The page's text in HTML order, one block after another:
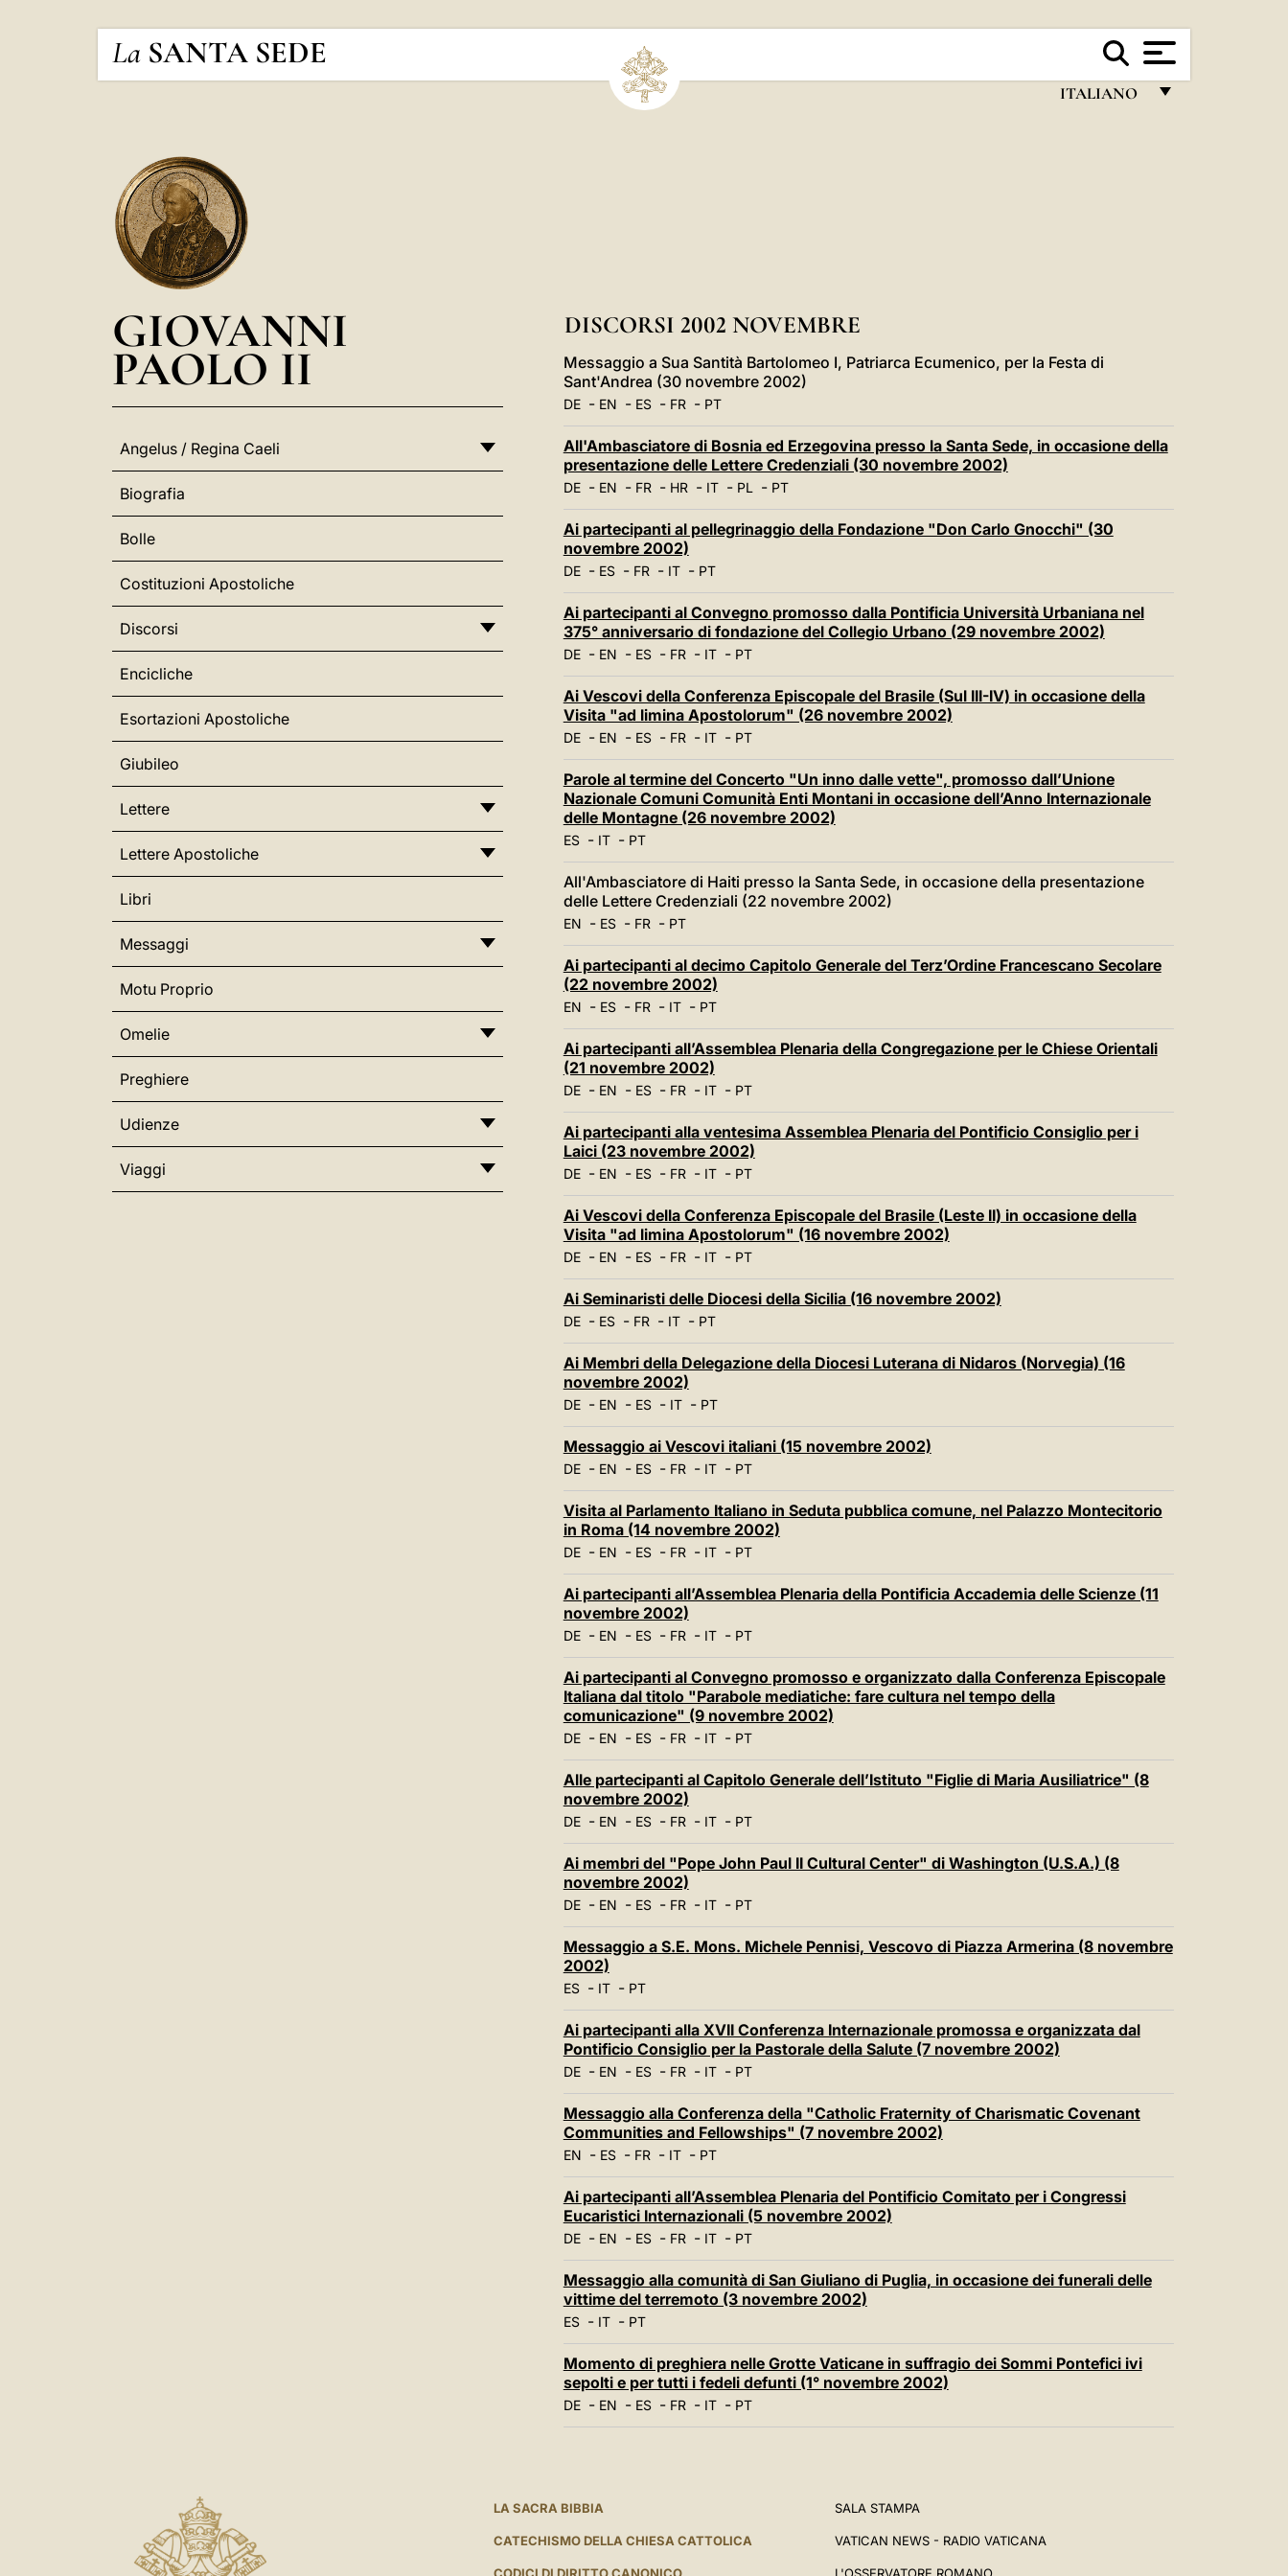
La SANTA SEDE
ITALIANO
POLSKI
中文
GIOVANNI
PAOLO II
Angelus / Regina Caeli
Biografia
Bolle
Costituzioni Apostoliche
Discorsi
Encicliche
Esortazioni Apostoliche
Giubileo
Lettere
Lettere Apostoliche
Libri
Messaggi
Motu Proprio
Omelie
Preghiere
Udienze
Viaggi
DISCORSI 2002 NOVEMBRE
Messaggio a Sua Santità Bartolomeo I, Patriarca Ecumenico, per la Festa di
Sant'Andrea (30 novembre 2002)
DE- EN - ES- FR- PT
All'Ambasciatore di Bosnia ed Erzegovina presso la Santa Sede, in occasione della
presentazione delle Lettere Credenziali (30 novembre 2002)
DE- EN - FR- HR- IT- PL- PT
Ai partecipanti al pellegrinaggio della Fondazione "Don Carlo Gnocchi" (30
novembre 2002)
DE- ES- FR- IT- PT
Ai partecipanti al Convegno promosso dalla Pontificia Università Urbaniana nel
375° anniversario di fondazione del Collegio Urbano (29 novembre 2002)
DE- EN - ES- FR- IT- PT
Ai Vescovi della Conferenza Episcopale del Brasile (Sul III-IV) in occasione della
Visita "ad limina Apostolorum" (26 novembre 2002)
DE- EN - ES- FR- IT- PT
Parole al termine del Concerto "Un inno dalle vette", promosso dall’Unione
Nazionale Comuni Comunità Enti Montani in occasione dell’Anno Internazionale
delle Montagne (26 novembre 2002)
ES- IT- PT
All'Ambasciatore di Haiti presso la Santa Sede, in occasione della presentazione
delle Lettere Credenziali (22 novembre 2002)
EN - ES- FR- PT
Ai partecipanti al decimo Capitolo Generale del Terz’Ordine Francescano Secolare
(22 novembre 2002)
EN - ES- FR- IT- PT
Ai partecipanti all’Assemblea Plenaria della Congregazione per le Chiese Orientali
(21 novembre 2002)
DE- EN - ES- FR- IT- PT
Ai partecipanti alla ventesima Assemblea Plenaria del Pontificio Consiglio per i
Laici (23 novembre 2002)
DE- EN - ES- FR- IT- PT
Ai Vescovi della Conferenza Episcopale del Brasile (Leste II) in occasione della
Visita "ad limina Apostolorum" (16 novembre 2002)
DE- EN - ES- FR- IT- PT
Ai Seminaristi delle Diocesi della Sicilia (16 novembre 2002)
DE- ES- FR- IT- PT
Ai Membri della Delegazione della Diocesi Luterana di Nidaros (Norvegia) (16
novembre 2002)
DE- EN - ES- IT- PT
Messaggio ai Vescovi italiani (15 novembre 2002)
DE- EN - ES- FR- IT- PT
Visita al Parlamento Italiano in Seduta pubblica comune, nel Palazzo Montecitorio
in Roma (14 novembre 2002)
DE- EN - ES- FR- IT- PT
Ai partecipanti all’Assemblea Plenaria della Pontificia Accademia delle Scienze (11
novembre 2002)
DE- EN - ES- FR- IT- PT
Ai partecipanti al Convegno promosso e organizzato dalla Conferenza Episcopale
Italiana dal titolo "Parabole mediatiche: fare cultura nel tempo della
comunicazione" (9 novembre 2002)
DE- EN - ES- FR- IT- PT
Alle partecipanti al Capitolo Generale dell’Istituto "Figlie di Maria Ausiliatrice" (8
novembre 2002)
DE- EN - ES- FR- IT- PT
Ai membri del "Pope John Paul II Cultural Center" di Washington (U.S.A.) (8
novembre 2002)
DE- EN - ES- FR- IT- PT
Messaggio a S.E. Mons. Michele Pennisi, Vescovo di Piazza Armerina (8 novembre
2002)
ES- IT- PT
Ai partecipanti alla XVII Conferenza Internazionale promossa e organizzata dal
Pontificio Consiglio per la Pastorale della Salute (7 novembre 2002)
DE- EN - ES- FR- IT- PT
Messaggio alla Conferenza della "Catholic Fraternity of Charismatic Covenant
Communities and Fellowships" (7 novembre 2002)
EN - ES- FR- IT- PT
Ai partecipanti all’Assemblea Plenaria del Pontificio Comitato per i Congressi
Eucaristici Internazionali (5 novembre 2002)
DE- EN - ES- FR- IT- PT
Messaggio alla comunità di San Giuliano di Puglia, in occasione dei funerali delle
vittime del terremoto (3 novembre 2002)
ES- IT- PT
Momento di preghiera nelle Grotte Vaticane in suffragio dei Sommi Pontefici ivi
sepolti e per tutti i fedeli defunti (1° novembre 2002)
DE- EN - ES- FR- IT- PT
LA SACRA BIBBIA
CATECHISMO DELLA CHIESA CATTOLICA
SALA STAMPA
VATICAN NEWS - RADIO VATICANA